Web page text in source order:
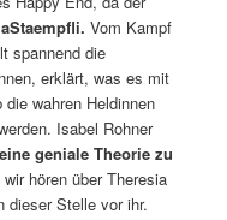
Vom Kampf
spannend die
erklärt, was es mit
wahren Heldinnen
Isabel Rohner
geniale Theorie zu
wir hören über Theresia
dieser Stelle vor ihr.